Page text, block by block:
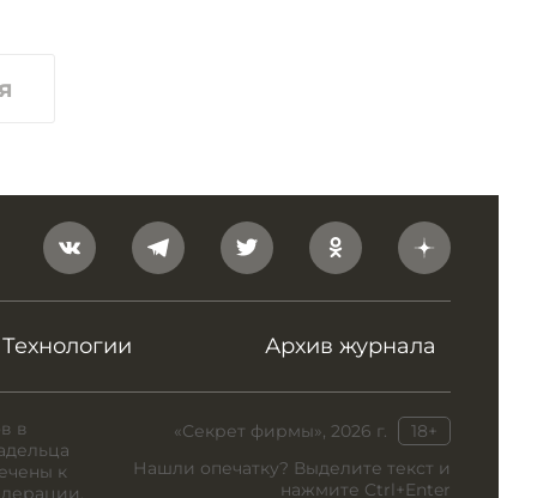
Технологии Архив журнала
«Секрет фирмы», 2026 г.
18+
Нашли опечатку? Выделите текст и
нажмите Ctrl+Enter
в
к